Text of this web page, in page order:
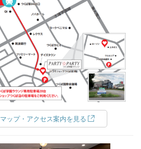
マップ・アクセス案内を見る